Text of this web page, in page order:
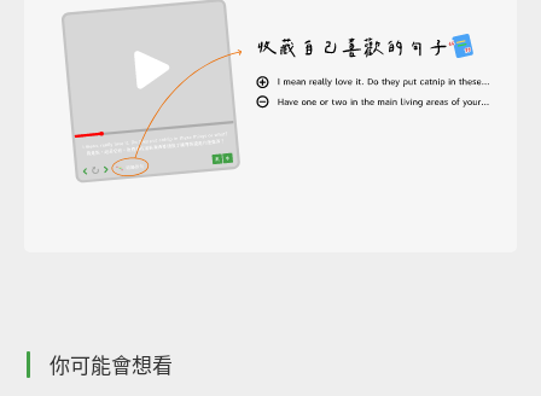
你可能會想看